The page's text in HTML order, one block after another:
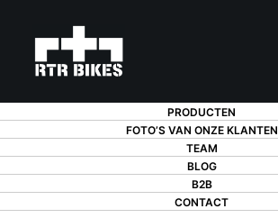
PRODUCTEN
FOTO’S VAN ONZE KLANTEN
TEAM
BLOG
B2B
CONTACT